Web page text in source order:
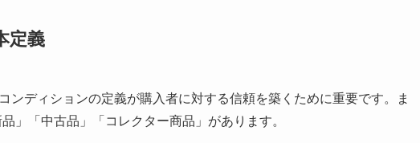
定義
ンディションの定義が購入者に対する信頼を築くために重要です。ま
」「中古品」「コレクター商品」があります。